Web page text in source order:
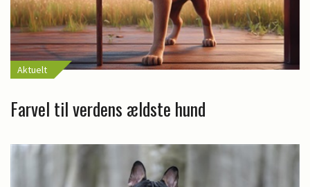
Aktuelt
Farvel til verdens ældste hund